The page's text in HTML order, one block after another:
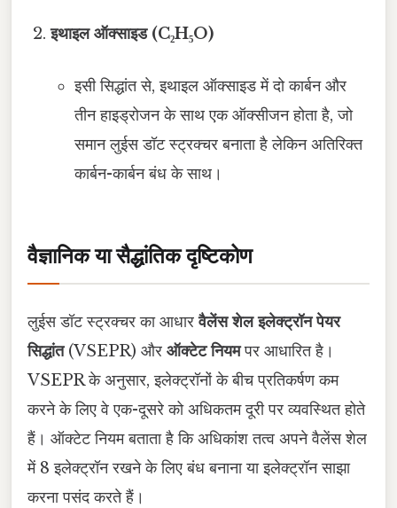
इथाइल ऑक्साइड (C₂H₅O)
इसी सिद्धांत से, इथाइल ऑक्साइड में दो कार्बन और
तीन हाइड्रोजन के साथ एक ऑक्सीजन होता है, जो
समान लुईस डॉट स्ट्रक्चर बनाता है लेकिन अतिरिक्त
कार्बन-कार्बन बंध के साथ।
वैज्ञानिक या सैद्धांतिक दृष्टिकोण
लुईस डॉट स्ट्रक्चर का आधारवैलेंस शेल इलेक्ट्रॉन पेयर
सिद्धांत(VSEPR) और ऑक्टेट नियमपर आधारित है।
VSEPR के अनुसार, इलेक्ट्रॉनों के बीच प्रतिकर्षण कम
करने के लिए वे एक-दूसरे को अधिकतम दूरी पर व्यवस्थित होते
हैं। ऑक्टेट नियम बताता है कि अधिकांश तत्व अपने वैलेंस शेल
में 8 इलेक्ट्रॉन रखने के लिए बंध बनाना या इलेक्ट्रॉन साझा
करना पसंद करते हैं।